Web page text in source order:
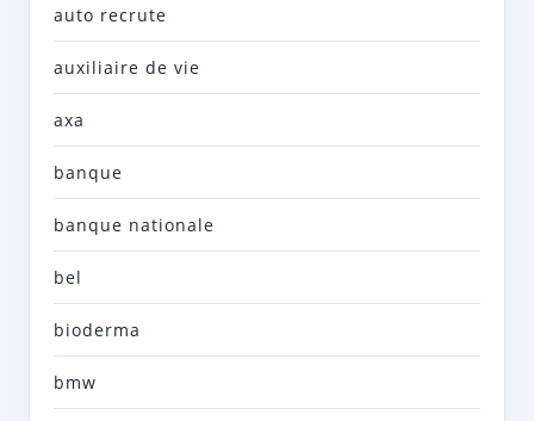
auto recrute
auxiliaire de vie
axa
banque
banque nationale
bel
bioderma
bmw